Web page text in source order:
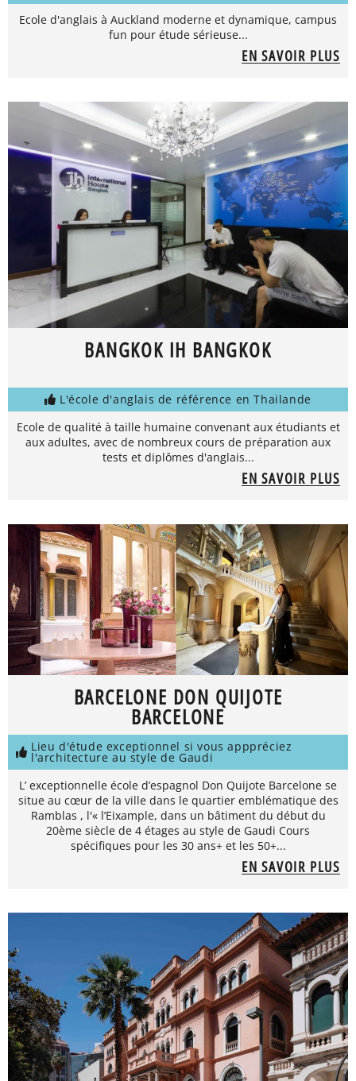
Ecole d'anglais à Auckland moderne et dynamique, campus
fun pour étude sérieuse...
EN SAVOIR PLUS
BANGKOK IH BANGKOK
L'école d'anglais de référence en Thailande
Ecole de qualité à taille humaine convenant aux étudiants et
aux adultes, avec de nombreux cours de préparation aux
tests et diplômes d'anglais...
EN SAVOIR PLUS
BARCELONE DON QUIJOTE
BARCELONE
Lieu d'étude exceptionnel si vous apppréciez
l'architecture au style de Gaudi
L’ exceptionnelle école d’espagnol Don Quijote Barcelone se
situe au cœur de la ville dans le quartier emblématique des
Ramblas , l'« l’Eixample, dans un bâtiment du début du
20ème siècle de 4 étages au style de Gaudi Cours
spécifiques pour les 30 ans+ et les 50+...
EN SAVOIR PLUS